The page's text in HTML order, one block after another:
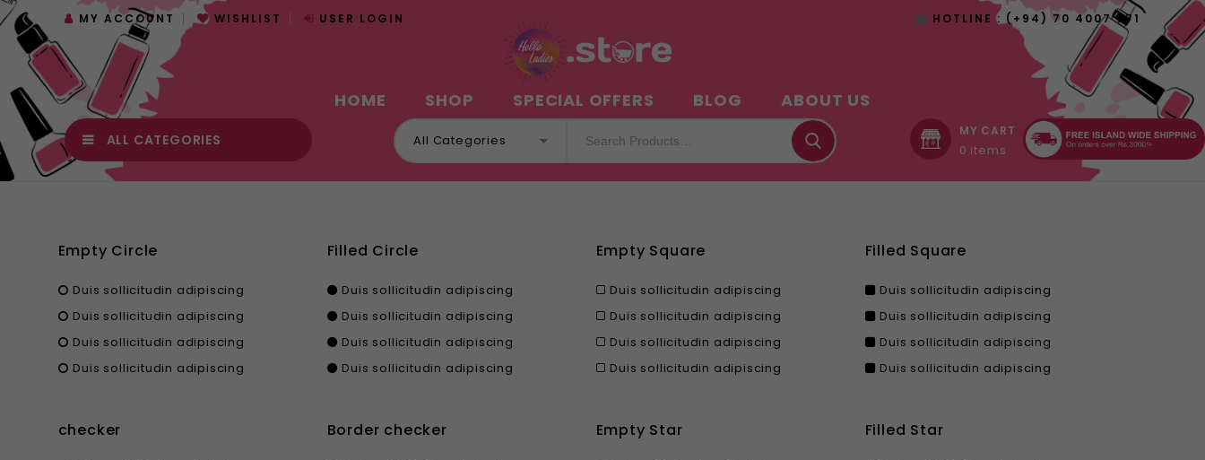
MY ACCOUNT WISHLIST USER LOGIN HOTLINE : (+94) 70 4007 771
HOME SHOP SPECIAL OFFERS BLOG ABOUT US
ALL CATEGORIES All Categories
MY CART
0 items
Empty Circle
Duis sollicitudin adipiscing
Duis sollicitudin adipiscing
Duis sollicitudin adipiscing
Duis sollicitudin adipiscing
Filled Circle
Duis sollicitudin adipiscing
Duis sollicitudin adipiscing
Duis sollicitudin adipiscing
Duis sollicitudin adipiscing
Empty Square
Duis sollicitudin adipiscing
Duis sollicitudin adipiscing
Duis sollicitudin adipiscing
Duis sollicitudin adipiscing
Filled Square
Duis sollicitudin adipiscing
Duis sollicitudin adipiscing
Duis sollicitudin adipiscing
Duis sollicitudin adipiscing
checker Border checker Empty Star Filled Star